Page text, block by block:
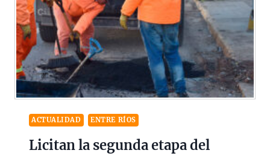
ACTUALIDAD ENTRE RÍOS
Licitan la segunda etapa del